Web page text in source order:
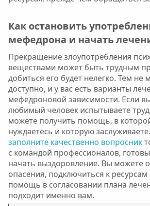
Как остановить
мефедрона и начать
Прекращение злоупотребления
веществами может быть трудным
добиться его будет нелегко. Тем не
доступно, и у вас есть варианты
мефедроновой зависимости. Если
любимый человек испытываете
можете получить помощь, в
нуждаетесь и которую
заполните качественно вопросник
с командой профессионалов,
начать выздоровление. Вы можете
опасения, подключиться к ресурсам
помощь в согласовании плана
подходит именно вам.